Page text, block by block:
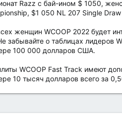
Razz с бай-ином $ 1050,
$1 050 NL 207 Single
женщин WCOOP 2022 будет
забывайте о таблицах лидеров
100 000 долларов США.
WCOOP Fast Track имеют
10 тысяч долларов всего за